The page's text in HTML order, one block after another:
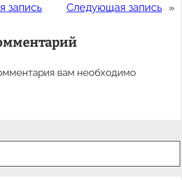
запись Следующая запись »
вам необходимо